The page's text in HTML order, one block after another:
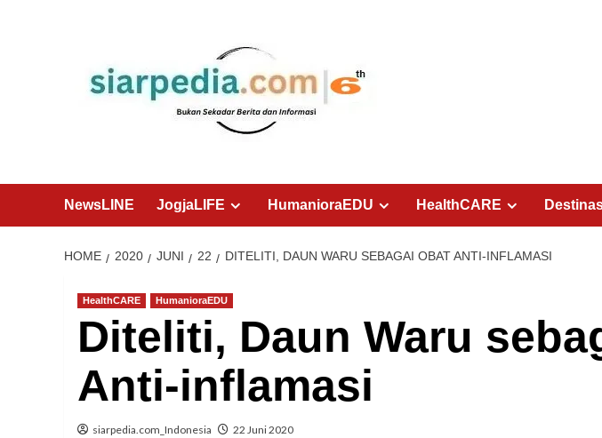
NewsLINE JogjaLIFE HumanioraEDU HealthCARE
HOME 2020 JUNI 22 DITELITI, DAUN WARU SEBAGAI OBAT ANTI-INFLAMASI
HealthCARE HumanioraEDU
Diteliti, Daun Waru
Anti-inflamasi
siarpedia.com_Indonesia 22 Juni 2020